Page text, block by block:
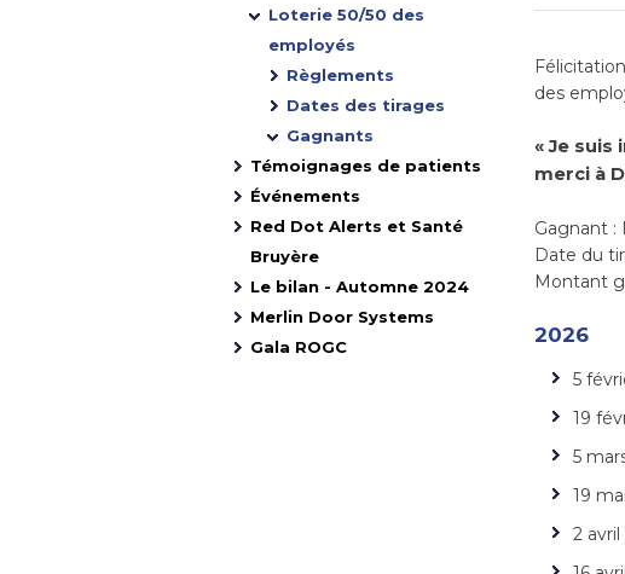
Loterie 50/50 des
employés
Règlements
Dates des tirages
Gagnants
Témoignages de patients
Événements
Red Dot Alerts et Santé
Bruyère
Le bilan - Automne 2024
Merlin Door Systems
Gala ROGC
des
« Je suis
merci à
Gagnant :
Date du
Montant
2026
5
19
5
19
2